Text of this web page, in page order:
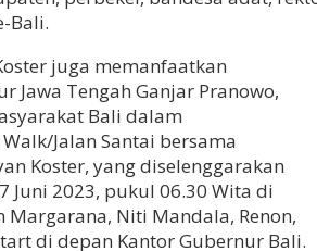
Bali.
juga memanfaatkan
Jawa Tengah Ganjar Pranowo,
Bali dalam
Jalan Santai bersama
Koster, yang diselenggarakan
Juni 2023, pukul 06.30 Wita di
Margarana, Niti Mandala, Renon,
di depan Kantor Gubernur Bali.